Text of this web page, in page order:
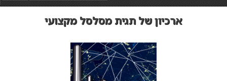
ארכיון של תגית מסלסל מקצועי